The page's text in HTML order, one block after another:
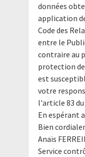
données
application
Code des
entre le
contraire au
protection
est
votre
l'article 83 du
En espérant
Bien
Anaïs
Service